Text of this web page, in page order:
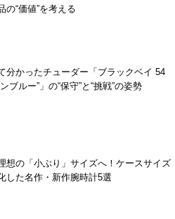
の“価値”を考える
分かったチューダー「ブラックベイ 54
ブルー”」の“保守”と“挑戦”の姿勢
想の「小ぶり」サイズへ！ケースサイズ
した名作・新作腕時計5選